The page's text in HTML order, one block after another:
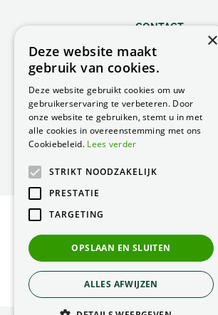
CONTACT
Peacock Garden Supports
Industrieweg 22
Nederland
0499 57 40 80
F. 0499 57 40 84
E.peacock@peacock.nl
Privacy Statement
Green Solutions
×
Deze website maakt
gebruik van cookies.
Deze website gebruikt cookies om uw
gebruikerservaring te verbeteren. Door
onze website te gebruiken, stemt u in met
alle cookies in overeenstemming met ons
Cookiebeleid. Lees verder
STRIKT NOODZAKELIJK
PRESTATIE
TARGETING
OPSLAAN EN SLUITEN
ALLES AFWIJZEN